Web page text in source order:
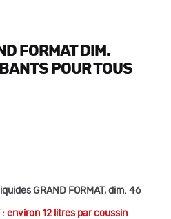
FORMAT DIM.
POUR TOUS
GRAND FORMAT, dim. 46
: environ 12 litres par coussin